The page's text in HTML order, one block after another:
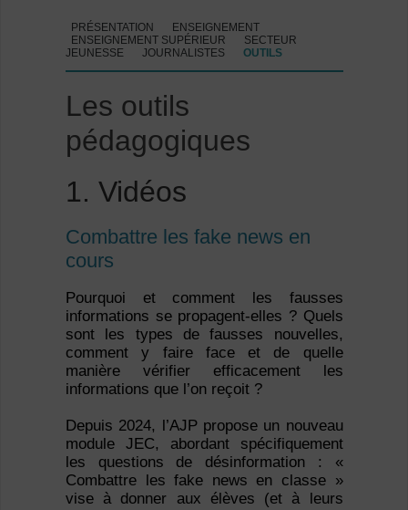
PRÉSENTATION
ENSEIGNEMENT
ENSEIGNEMENT SUPÉRIEUR
SECTEUR
JEUNESSE
JOURNALISTES OUTILS
Les outils
pédagogiques
1. Vidéos
Combattre les fake news en
cours
Pourquoi et comment les fausses
informations se propagent-elles ? Quels
sont les types de fausses nouvelles,
comment y faire face et de quelle
manière vérifier efficacement les
informations que l’on reçoit ?
Depuis 2024, l’AJP propose un nouveau
module JEC, abordant spécifiquement
les questions de désinformation : «
Combattre les fake news en classe »
vise à donner aux élèves (et à leurs